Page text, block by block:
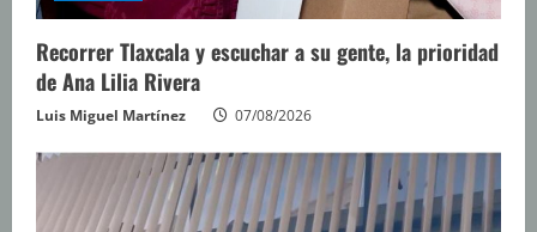
Recorrer Tlaxcala y escuchar a su gente, la prioridad
de Ana Lilia Rivera
Luis Miguel Martínez 07/08/2026